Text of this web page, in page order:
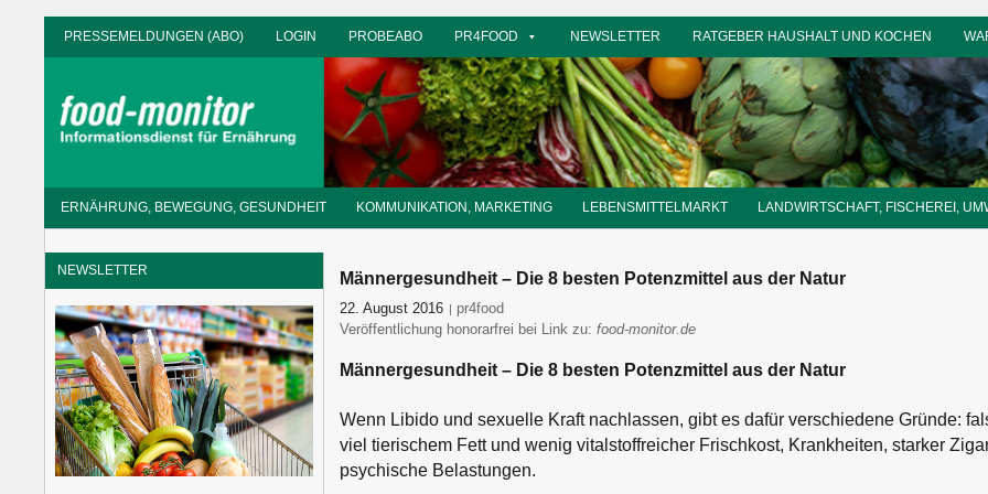
Zum
Inhalt
PRESSEMELDUNGEN (ABO) LOGIN PROBEABO PR4FOOD NEWSLETTER RATGEBER HAUSHALT UND KOCHEN
Informationsdienst
ERNÄHRUNG, BEWEGUNG, GESUNDHEIT KOMMUNIKATION, MARKETING LEBENSMITTELMARKT LANDWIRTSCHAFT, FISCHEREI,
Männergesundheit – Die 8 besten Potenzmittel aus der Natur
22. August 2016 Herbert Wirths
pr4food
Veröffentlichung honorarfrei bei Link zu: food-monitor.de
Männergesundheit – Die 8 besten Potenzmittel aus der Natur
Wenn Libido und sexuelle Kraft nachlassen, gibt es dafür verschiedene Gründe:
viel tierischem Fett und wenig vitalstoffreicher Frischkost, Krankheiten, starker
psychische Belastungen.
NEWSLETTER